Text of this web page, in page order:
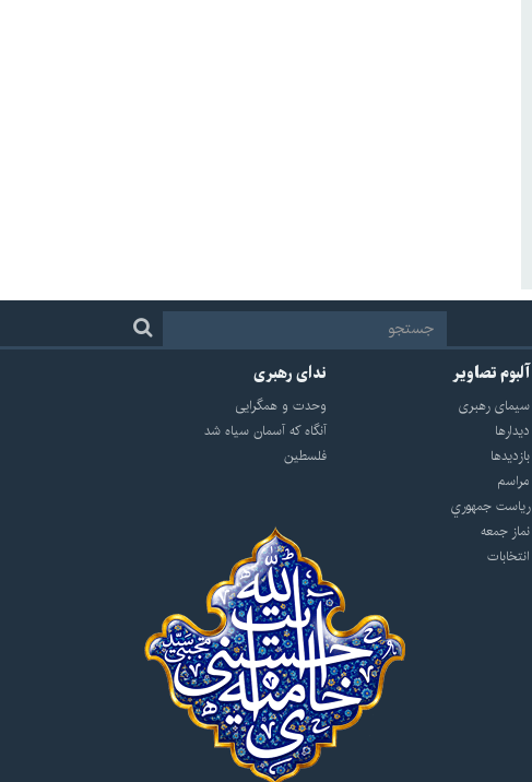
آلبوم تصاویر
سيماى رهبرى
ديدارها
بازديدها
مراسم
رياست جمهوري
نماز جمعه
انتخابات
ندای رهبری
وحدت و همگرایی
آنگاه که آسمان سیاه شد
فلسطین